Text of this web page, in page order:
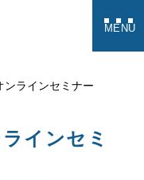
MENU
ンラインセミナー
インセミ